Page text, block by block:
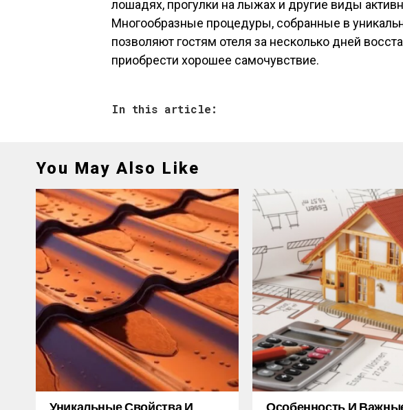
лошадях, прогулки на лыжах и другие виды
Многообразные процедуры, собранные в
позволяют гостям отеля за несколько дней
приобрести хорошее самочувствие.
In this article:
You May Also Like
Уникальные Свойства И Особенность И